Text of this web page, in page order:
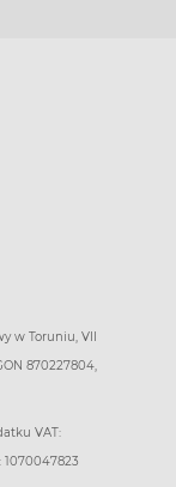
w Toruniu, VII
870227804,
VAT:
1070047823